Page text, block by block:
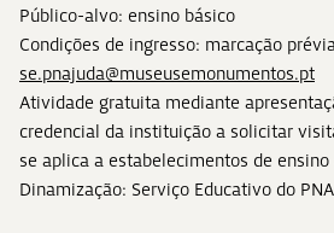
Público-alvo: ensino básico
Condições de ingresso: marcação
se.pnajuda@museusemonumentos.pt
Atividade gratuita mediante
credencial da instituição a solicitar
se aplica a estabelecimentos de ensino
Dinamização: Serviço Educativo do PNA